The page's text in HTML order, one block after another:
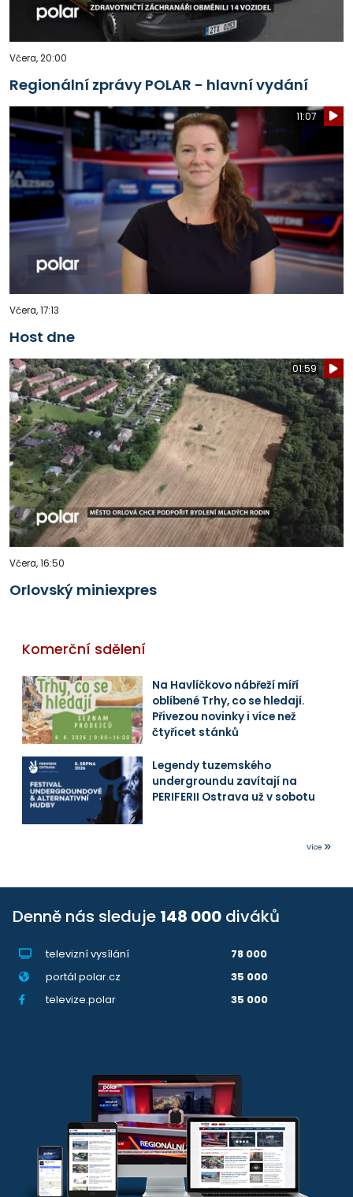
Včera, 20:00
Regionální zprávy POLAR - hlavní vydání
11:07
Včera, 17:13
Host dne
01:59
Včera, 16:50
Orlovský miniexpres
Komerční sdělení
Na Havlíčkovo nábřeží míří
oblíbené Trhy, co se hledají.
Přivezou novinky i více než
čtyřicet stánků
Legendy tuzemského
undergroundu zavítají na
PERIFERII Ostrava už v sobotu
Více
Denně nás sleduje 148 000 diváků
televizní vysílání
78 000
portál polar.cz
35 000
televize.polar
35 000